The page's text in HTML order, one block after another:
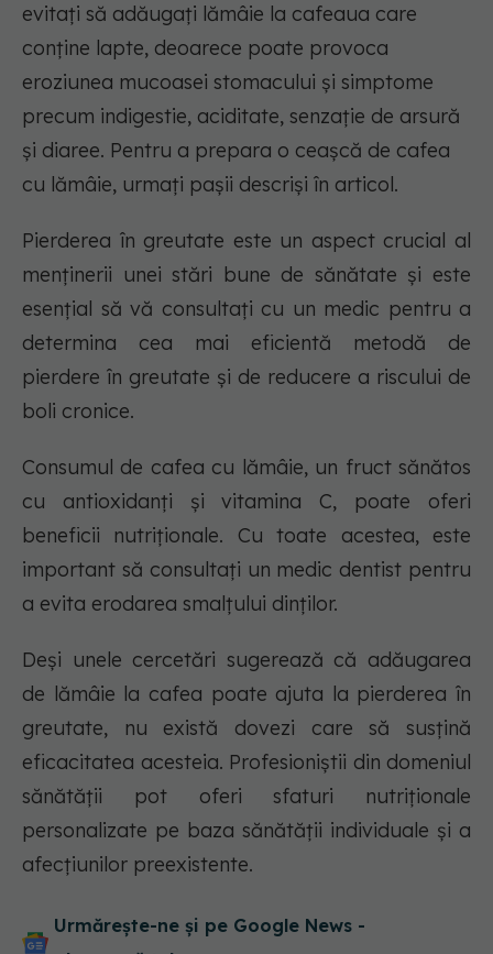
evitați să adăugați lămâie la cafeaua care
conține lapte, deoarece poate provoca
eroziunea mucoasei stomacului și simptome
precum indigestie, aciditate, senzație de arsură
și diaree. Pentru a prepara o ceașcă de cafea
cu lămâie, urmați pașii descriși în articol.
Pierderea în greutate este un aspect crucial al
menținerii unei stări bune de sănătate și este
esențial să vă consultați cu un medic pentru a
determina cea mai eficientă metodă de
pierdere în greutate și de reducere a riscului de
boli cronice.
Consumul de cafea cu lămâie, un fruct sănătos
cu antioxidanți și vitamina C, poate oferi
beneficii nutriționale. Cu toate acestea, este
important să consultați un medic dentist pentru
a evita erodarea smalțului dinților.
Deși unele cercetări sugerează că adăugarea
de lămâie la cafea poate ajuta la pierderea în
greutate, nu există dovezi care să susțină
eficacitatea acesteia. Profesioniștii din domeniul
sănătății pot oferi sfaturi nutriționale
personalizate pe baza sănătății individuale și a
afecțiunilor preexistente.
Urmărește-ne și pe Google News -